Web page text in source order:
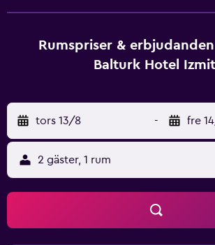
och hårtorkar. Boendet tillhandahåller
gratis dagstidningar och telefon.
Uppbäddningsservice erbjuds varje kväll
sker dagligen. Detta hotell har bland
fitnesscenter (öppet dygnet runt).
Rumspriser &
Balturk Hotel Izmit
tors 13/8 - fre
2 gäster, 1 rum